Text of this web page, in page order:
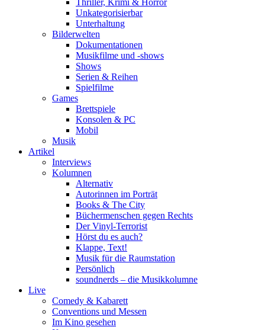
Thriller, Krimi & Horror
Unkategorisierbar
Unterhaltung
Bilderwelten
Dokumentationen
Musikfilme und -shows
Shows
Serien & Reihen
Spielfilme
Games
Brettspiele
Konsolen & PC
Mobil
Musik
Artikel
Interviews
Kolumnen
Alternativ
Autorinnen im Porträt
Books & The City
Büchermenschen gegen Rechts
Der Vinyl-Terrorist
Hörst du es auch?
Klappe, Text!
Musik für die Raumstation
Persönlich
soundnerds – die Musikkolumne
Live
Comedy & Kabarett
Conventions und Messen
Im Kino gesehen